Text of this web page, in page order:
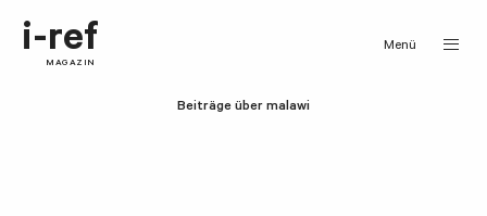
i-ref
MAGAZIN
Menü
Beiträge über malawi